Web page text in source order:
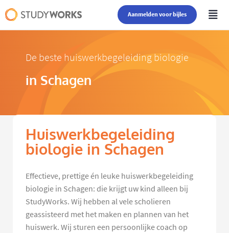
Aanmelden voor bijles
De beste huiswerkbegeleiding biologie
in Schagen
Huiswerkbegeleiding
biologie in Schagen
Effectieve, prettige én leuke huiswerkbegeleiding
biologie in Schagen: die krijgt uw kind alleen bij
StudyWorks. Wij hebben al vele scholieren
geassisteerd met het maken en plannen van het
huiswerk. Wij sturen een persoonlijke coach op